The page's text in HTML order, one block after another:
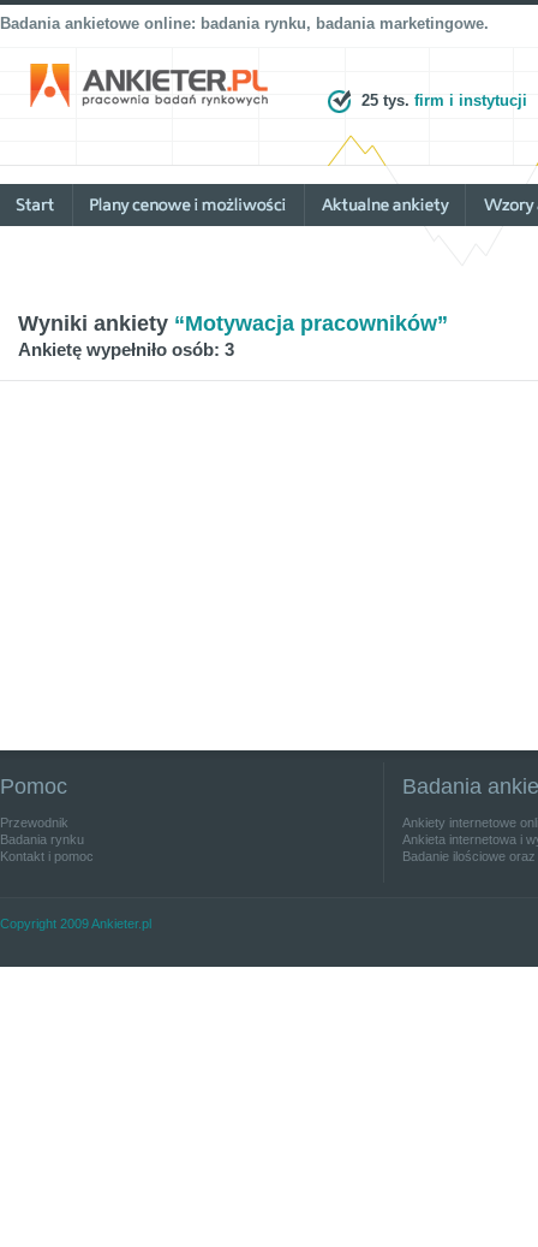
Badania ankietowe online: badania rynku, badania marketingowe.
25 tys. firm i instytucji
Wyniki ankiety “Motywacja pracowników”
Ankietę wypełniło osób: 3
Pomoc
Przewodnik
Badania rynku
Kontakt i pomoc
Badania
Ankiety internetowe
Ankieta internetowa i
Badanie ilościowe
Copyright 2009 Ankieter.pl